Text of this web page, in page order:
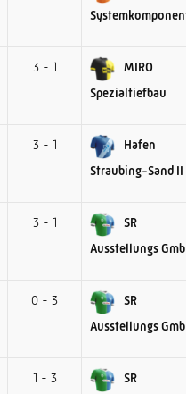
3 - 1
MIRO
Spezialtiefbau
3 - 1
Hafen
Straubing-Sand II
3 - 1
SR
Ausstellungs GmbH
0 - 3
SR
Ausstellungs GmbH
1 - 3
SR